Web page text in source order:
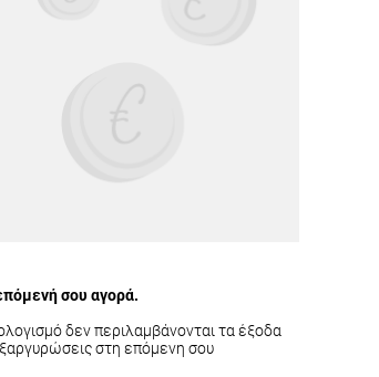
σου αγορά.
δεν περιλαμβάνονται τα έξοδα
στη επόμενη σου